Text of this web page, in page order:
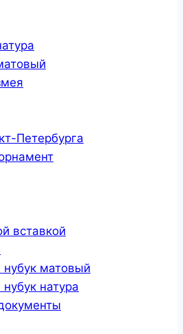
Петербурга
вставкой
матовый
натура